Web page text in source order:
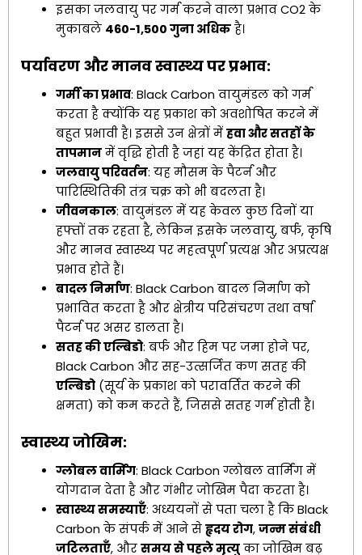
इसका जलवायु पर गर्म करने वाला प्रभाव CO2 के
मुकाबले 460-1,500गुना अधिक है।
पर्यावरण और मानव स्वास्थ्य पर प्रभाव:
गर्मी का प्रभाव: Black Carbon वायुमंडल को गर्म
करता है क्योंकि यह प्रकाश को अवशोषित करने में
बहुत प्रभावी है। इससे उन क्षेत्रों मेंहवा और सतहों के
तापमान में वृद्धि होती है जहां यह केंद्रित होता है।
जलवायु परिवर्तन: यह मौसम के पैटर्न और
पारिस्थितिकी तंत्र चक्र को भी बदलता है।
जीवनकाल: वायुमंडल में यह केवल कुछ दिनों या
हफ्तों तक रहता है, लेकिन इसके जलवायु, बर्फ, कृषि
और मानव स्वास्थ्य पर महत्वपूर्ण प्रत्यक्ष और अप्रत्यक्ष
प्रभाव होते हैं।
बादल निर्माण: Black Carbon बादल निर्माण को
प्रभावित करता है और क्षेत्रीय परिसंचरण तथा वर्षा
पैटर्न पर असर डालता है।
सतह की एल्बिडो: बर्फ और हिम पर जमा होने पर,
Black Carbon और सह-उत्सर्जित कण सतह की
एल्बिडो (सूर्य के प्रकाश को परावर्तित करने की
क्षमता) को कम करते हैं, जिससे सतह गर्म होती है।
स्वास्थ्य जोखिम:
ग्लोबल वार्मिंग: Black Carbon ग्लोबल वार्मिंग में
योगदान देता है और गंभीर जोखिम पैदा करता है।
स्वास्थ्य समस्याएँ: अध्ययनों से पता चला है कि Black
Carbon के संपर्क में आने सेहृदय रोग,जन्म संबंधी
जटिलताएँ, औरसमय से पहले मृत्यु का जोखिम बढ़